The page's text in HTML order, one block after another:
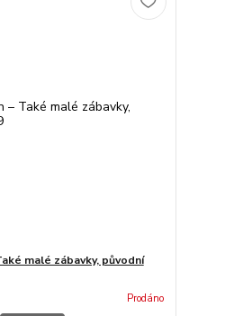
malé zábavky, původní
Prodáno